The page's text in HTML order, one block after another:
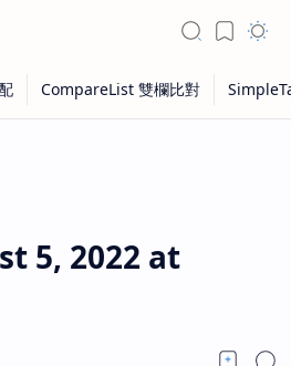
5, 2022 at